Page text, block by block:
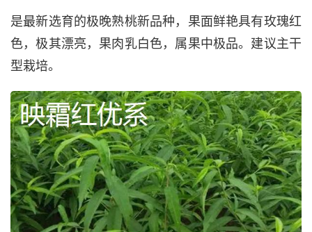
是最新选育的极晚熟桃新品种，果面鲜艳具有玫瑰红
色，极其漂亮，果肉乳白色，属果中极品。建议主干
型栽培。